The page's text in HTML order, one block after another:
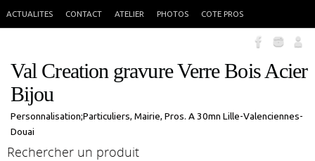
seront traitées à mon retour.
ACTUALITES CONTACT ATELIER PHOTOS COTE PROS
Val Creation gravure Verre Bois Acier
Bijou
Personnalisation;Particuliers, Mairie, Pros. A 30mn Lille-Valenciennes-
Douai
Rechercher un produit